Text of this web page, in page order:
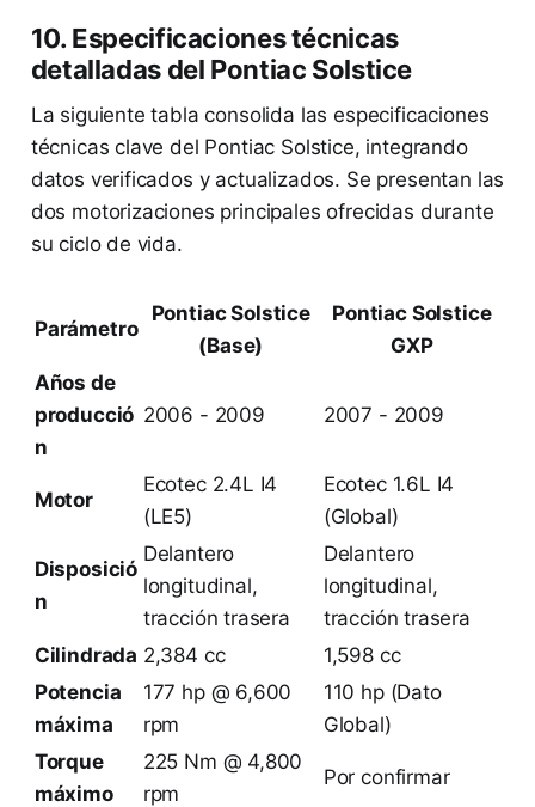
10. Especificaciones técnicas
detalladas del Pontiac Solstice
La siguiente tabla consolida las especificaciones
técnicas clave del Pontiac Solstice, integrando
datos verificados y actualizados. Se presentan las
dos motorizaciones principales ofrecidas durante
su ciclo de vida.
Parámetro
Pontiac Solstice
(Base)
Pontiac Solstice
GXP
Años de
producció
n
2006 - 2009 2007 - 2009
Motor
Ecotec 2.4L I4
(LE5)
Ecotec 1.6L I4
(Global)
Disposició
n
Delantero
longitudinal,
tracción trasera
Delantero
longitudinal,
tracción trasera
Cilindrada 2,384 cc
1,598 cc
Potencia
máxima
177 hp @ 6,600
rpm
110 hp (Dato
Global)
Torque
máximo
225 Nm @ 4,800
rpm
Por confirmar